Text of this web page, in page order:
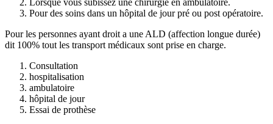
Pour des soins dans un hôpital de jour pré ou post opératoire.
Pour les personnes ayant droit a une ALD (affection longue durée)
dit 100% tout les transport médicaux sont prise en charge.
Consultation
hospitalisation
ambulatoire
hôpital de jour
Essai de prothèse